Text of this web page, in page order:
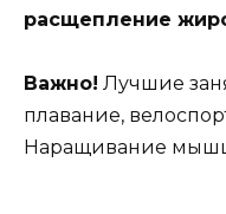
расщепление
Важно! Лучшие
плавание,
Наращивание мышц